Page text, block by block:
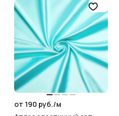
от 190 руб./м